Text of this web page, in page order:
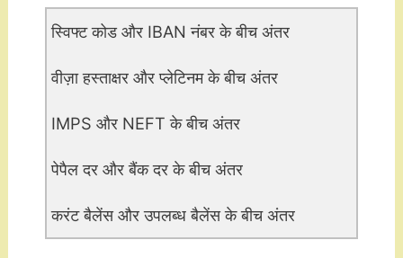
स्विफ्ट कोड और IBAN नंबर के बीच अंतर
वीज़ा हस्ताक्षर और प्लेटिनम के बीच अंतर
IMPS और NEFT के बीच अंतर
पेपैल दर और बैंक दर के बीच अंतर
करंट बैलेंस और उपलब्ध बैलेंस के बीच अंतर